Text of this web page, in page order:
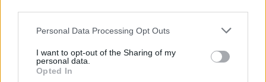
Personal Data Processing Opt Outs
I want to opt-out of the Sharing of my
personal data.
Opted In
Az előfizetés a következőket tartalmazza:
Portfolio.hu teljes cikkarchívum
kötéslistái